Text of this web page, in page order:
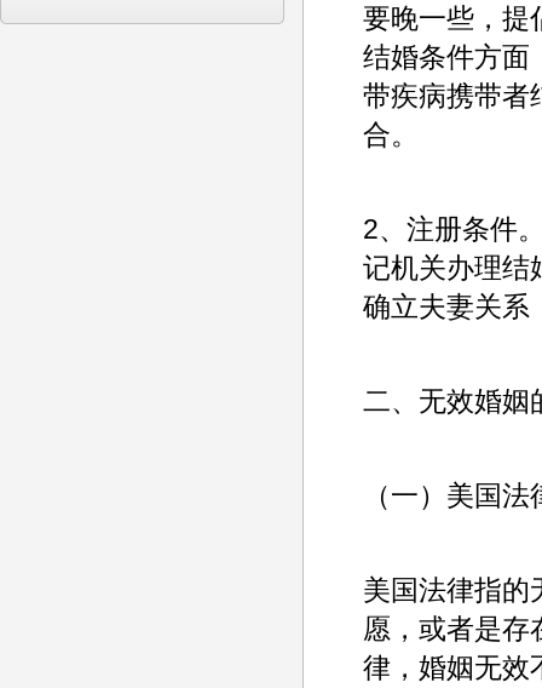
要晚一些，提
结婚条件方面
带疾病携带者
合。
2、注册条件
记机关办理结
确立夫妻关系
二、无效婚姻
（一）美国
美国法律指的
愿，或者是存
律，婚姻无效